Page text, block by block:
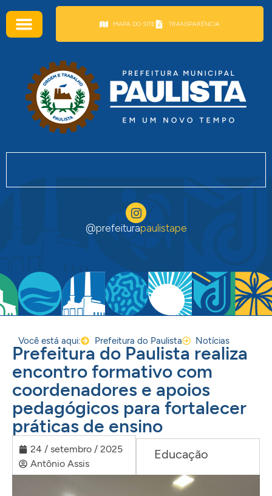
MAPA DO SITE TRANSPARÊNCIA
@prefeiturapaulistape
Você está aqui: Prefeitura do Paulista Notícias
Prefeitura do Paulista realiza
encontro formativo com
coordenadores e apoios
pedagógicos para fortalecer
práticas de ensino
24 / setembro / 2025
Antônio Assis
Educação